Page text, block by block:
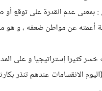
بمعنى عدم القدرة على توقع أو
أعمته عن مواطن ضعفه ، و هو
خسر كثيرا إستراتيجيا و على
الانقسامات عندهم تنذر